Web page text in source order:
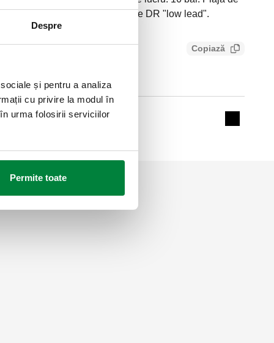
Despre
și pentru a analiza
cu privire la modul în
urma folosirii serviciilor
Permite toate
Material: alamă anti-dezincare DR "low lead".
Copiază
Expand